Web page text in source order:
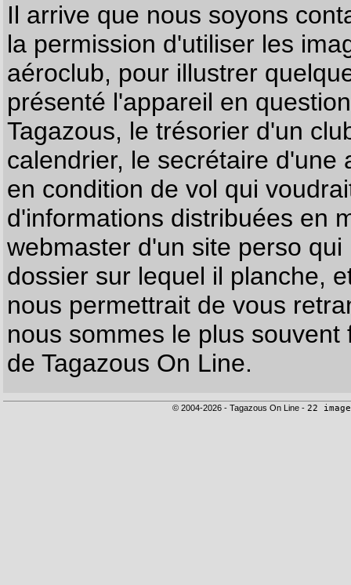
Il arrive que nous soyons
la permission d'utiliser les
aéroclub, pour illustrer
présenté l'appareil en
Tagazous, le trésorier d'un
calendrier, le secrétaire
en condition de vol qui
d'informations distribuées en
webmaster d'un site perso
dossier sur lequel il planche,
nous permettrait de vous
nous sommes le plus
de Tagazous On Line.
© 2004-2026 - Tagazous On Line - 22